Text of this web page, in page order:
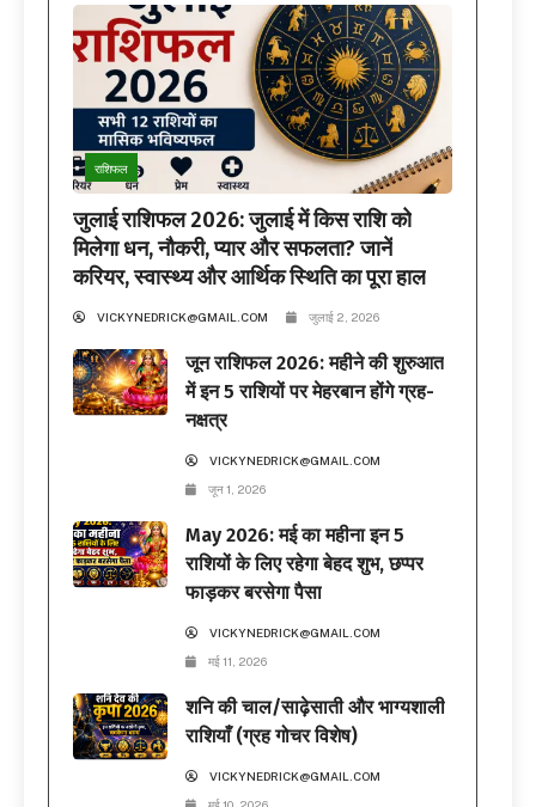
राशिफल
जुलाई राशिफल 2026: जुलाई में किस राशि को
मिलेगा धन, नौकरी, प्यार और सफलता? जानें
करियर, स्वास्थ्य और आर्थिक स्थिति का पूरा हाल
VICKYNEDRICK@GMAIL.COM जुलाई 2, 2026
जून राशिफल 2026: महीने की शुरुआत
में इन 5 राशियों पर मेहरबान होंगे ग्रह-
नक्षत्र
VICKYNEDRICK@GMAIL.COM
जून 1, 2026
May 2026: मई का महीना इन 5
राशियों के लिए रहेगा बेहद शुभ, छप्पर
फाड़कर बरसेगा पैसा
VICKYNEDRICK@GMAIL.COM
मई 11, 2026
शनि की चाल/साढ़ेसाती और भाग्यशाली
राशियाँ (ग्रह गोचर विशेष)
VICKYNEDRICK@GMAIL.COM